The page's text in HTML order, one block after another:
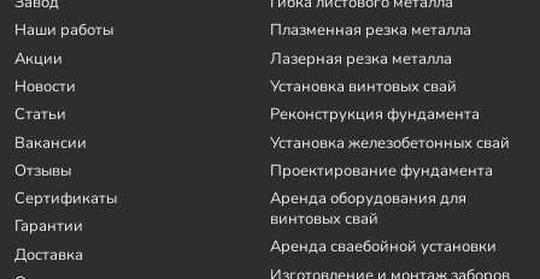
Наши работы
Акции
Новости
Статьи
Вакансии
Отзывы
Сертификаты
Гарантии
Доставка
Плазменная резка металла
Лазерная резка металла
Установка винтовых свай
Реконструкция фундамента
Установка железобетонных свай
Проектирование фундамента
Аренда оборудования для
винтовых свай
Аренда сваебойной установки
Изготовление и монтаж заборов